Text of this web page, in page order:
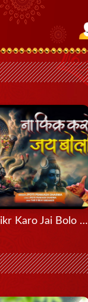
Na Fikr Karo Jai Bolo ना फिक्र करो जय बोलो